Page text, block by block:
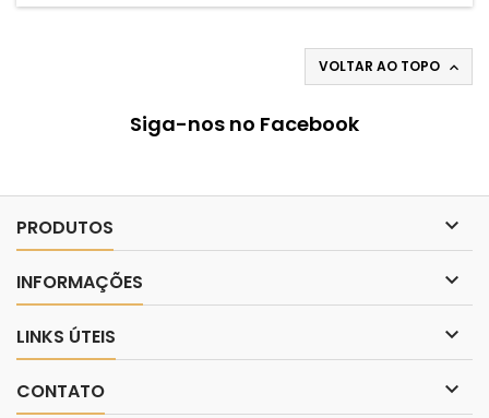
VOLTAR AO TOPO 
Siga-nos no Facebook
PRODUTOS 
INFORMAÇÕES 
LINKS ÚTEIS 
CONTATO 